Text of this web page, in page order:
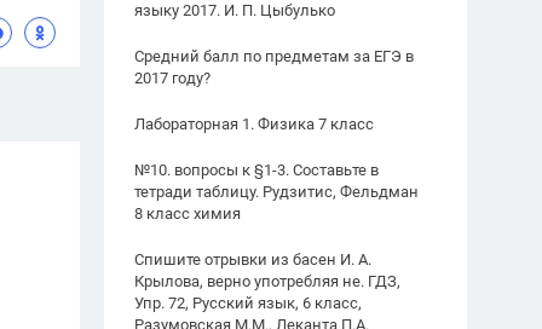
языку 2017. И. П. Цыбулько
Средний балл по предметам за ЕГЭ в
2017 году?
Лабораторная 1. Физика 7 класс
№10. вопросы к §1-3. Составьте в
тетради таблицу. Рудзитис, Фельдман
8 класс химия
Спишите отрывки из басен И. А.
Крылова, верно употребляя не. ГДЗ,
Упр. 72, Русский язык, 6 класс,
Разумовская М.М., Леканта П.А.